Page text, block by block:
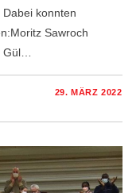
konnten
Sawroch
29. MÄRZ 2022